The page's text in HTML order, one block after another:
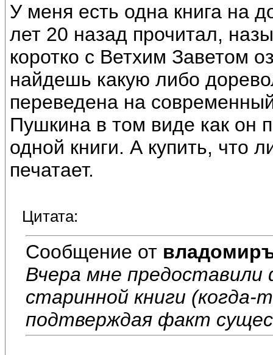
У меня есть одна книга на
лет 20 назад прочитал,
коротко с Ветхим Заветом
найдешь какую либо
переведена на
Пушкина в том виде как он
одной книги. А купить, что
печатает.
Цитата:
Сообщение от
Вчера мне
старинной книги
подтверждая факт